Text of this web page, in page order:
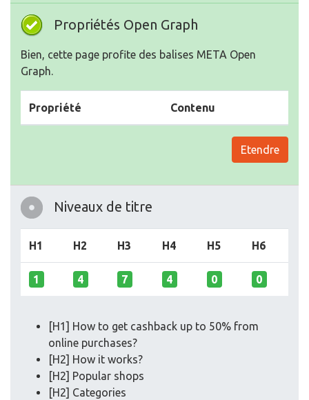
Propriétés Open Graph
Bien, cette page profite des balises META Open
Graph.
Propriété Contenu
Etendre
Niveaux de titre
H1 H2 H3 H4 H5 H6
1 4 7 4 0 0
[H1] How to get cashback up to 50% from
online purchases?
[H2] How it works?
[H2] Popular shops
[H2] Categories